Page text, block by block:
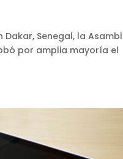
Senegal, la
por amplia mayoría el